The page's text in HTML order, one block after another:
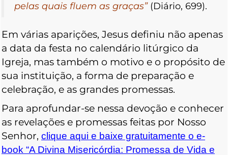
pelas quais fluem as graças” (Diário, 699).
Em várias aparições, Jesus definiu não apenas
a data da festa no calendário litúrgico da
Igreja, mas também o motivo e o propósito de
sua instituição, a forma de preparação e
celebração, e as grandes promessas.
Para aprofundar-se nessa devoção e conhecer
as revelações e promessas feitas por Nosso
Senhor, clique aqui e baixe gratuitamente o e-
book “A Divina Misericórdia: Promessa de Vida e